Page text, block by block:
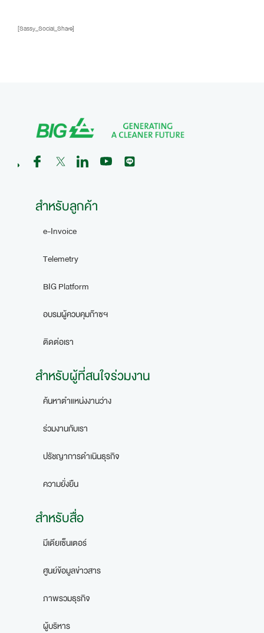
[Sassy_Social_Share]
สำหรับลูกค้า
e-Invoice
Telemetry
BIG Platform
อบรมผู้ควบคุมก๊าซฯ
ติดต่อเรา
สำหรับผู้ที่สนใจร่วมงาน
ค้นหาตำแหน่งงานว่าง
ร่วมงานกับเรา
ปรัชญาการดำเนินธุรกิจ
ความยั่งยืน
สำหรับสื่อ
มีเดียเซ็นเตอร์
ศูนย์ข้อมูลข่าวสาร
ภาพรวมธุรกิจ
ผู้บริหาร